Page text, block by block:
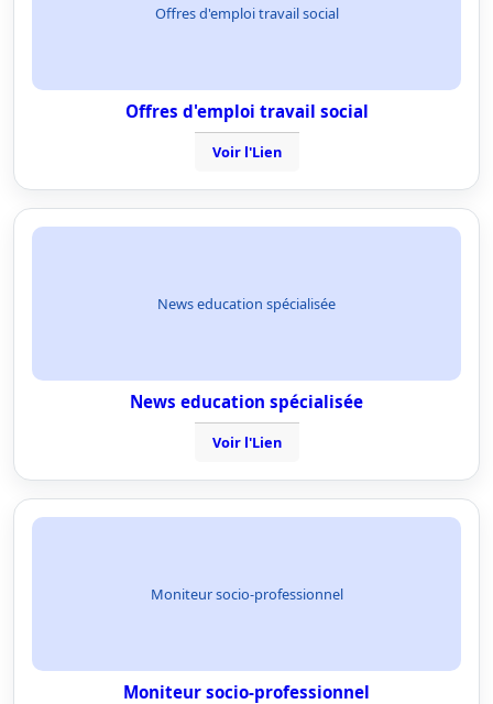
Offres d'emploi travail social
Offres d'emploi travail social
Voir l'Lien
News education spécialisée
News education spécialisée
Voir l'Lien
Moniteur socio-professionnel
Moniteur socio-professionnel